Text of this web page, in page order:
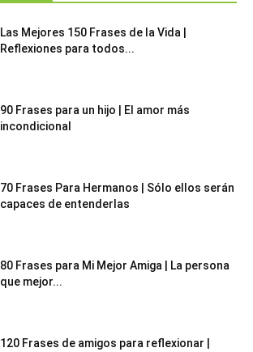
Las Mejores 150 Frases de la Vida |
Reflexiones para todos...
90 Frases para un hijo | El amor más
incondicional
70 Frases Para Hermanos | Sólo ellos serán
capaces de entenderlas
80 Frases para Mi Mejor Amiga | La persona
que mejor...
120 Frases de amigos para reflexionar |